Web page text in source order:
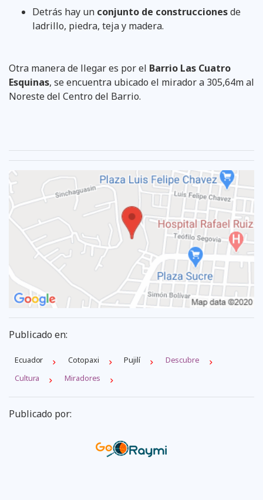
Detrás hay un conjunto de construccionesde
ladrillo, piedra, teja y madera.
Otra manera de llegar es por el Barrio Las Cuatro
Esquinas, se encuentra ubicado el mirador a 305,64m al
Noreste del Centro del Barrio.
Publicado en:
Ecuador Cotopaxi Pujilí
Descubre
Cultura
Miradores
Publicado por: